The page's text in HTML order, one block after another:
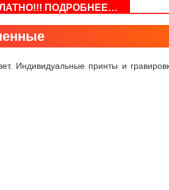
ПОДРОБНЕЕ…
Индивидуальные принты и